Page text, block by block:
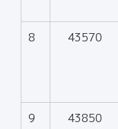
8 43570
9 43850